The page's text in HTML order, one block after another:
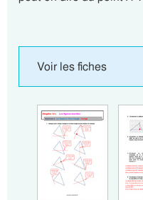
Voir les fiches